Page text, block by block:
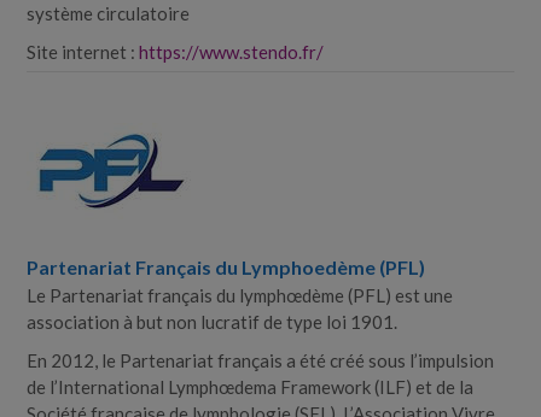
système circulatoire
Site internet :https://www.stendo.fr/
Partenariat Français du Lymphoedème (PFL)
Le Partenariat français du lymphœdème (PFL) est une
association à but non lucratif de type loi 1901.
En 2012, le Partenariat français a été créé sous l’impulsion
de l’International Lymphœdema Framework (ILF) et de la